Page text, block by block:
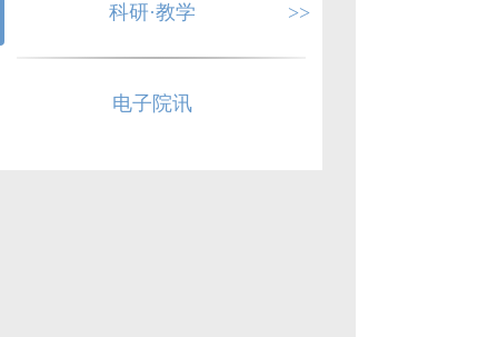
科研·教学 >>
电子院讯